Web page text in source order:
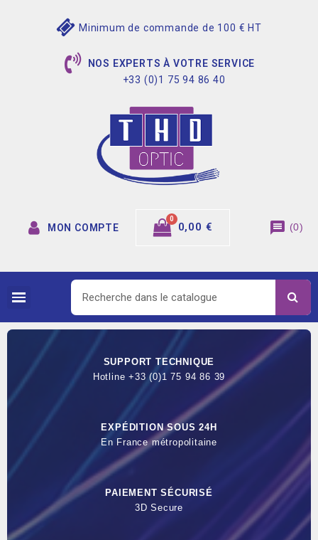
Minimum de commande de 100 € HT
NOS EXPERTS À VOTRE SERVICE
+33 (0)1 75 94 86 40
MON COMPTE 0,00 € message (0)
SUPPORT TECHNIQUE
Hotline +33 (0)1 75 94 86 39
EXPÉDITION SOUS 24H
En France métropolitaine
PAIEMENT SÉCURISÉ
3D Secure